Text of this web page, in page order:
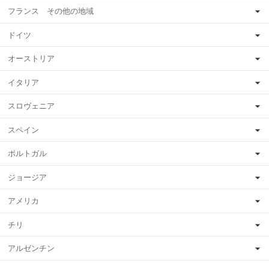
フランス その他の地域
ドイツ
オーストリア
イタリア
スロヴェニア
スペイン
ポルトガル
ジョージア
アメリカ
チリ
アルゼンチン